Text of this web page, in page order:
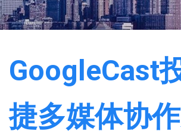
GoogleCast
捷多媒体协